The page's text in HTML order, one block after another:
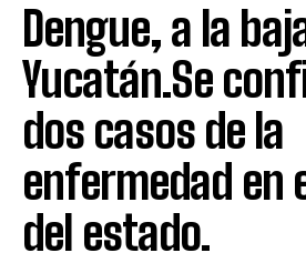
Dengue, a la
Yucatán.Se
dos casos de la
enfermedad en
del estado.